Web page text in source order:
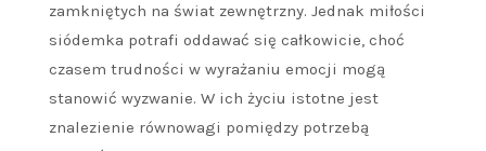
zamkniętych na świat zewnętrzny. Jednak miłości
siódemka potrafi oddawać się całkowicie, choć
czasem trudności w wyrażaniu emocji mogą
stanowić wyzwanie. W ich życiu istotne jest
znalezienie równowagi pomiędzy potrzebą